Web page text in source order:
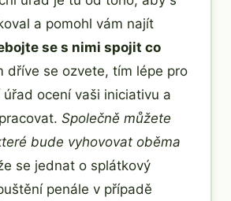
a pomohl vám najít
se s nimi spojit co
dříve se ozvete, tím lépe pro
úřad ocení vaši iniciativu a
Společně můžete
bude vyhovovat oběma
se jednat o splátkový
penále v případě